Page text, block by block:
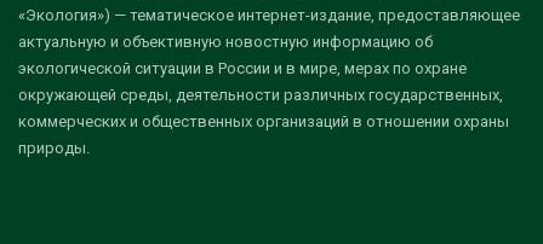
«Экология») — тематическое интернет-издание, предоставляющее
актуальную и объективную новостную информацию об
экологической ситуации в России и в мире, мерах по охране
окружающей среды, деятельности различных государственных,
коммерческих и общественных организаций в отношении охраны
природы.